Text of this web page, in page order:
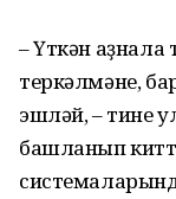
– Үткән
теркәлмәне,
эшләй, – тине
башланып